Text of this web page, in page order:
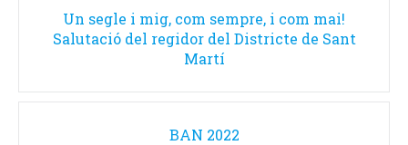
navigation
Un segle i mig, com sempre, i com mai!
Salutació del regidor del Districte de Sant
Martí
BAN 2022